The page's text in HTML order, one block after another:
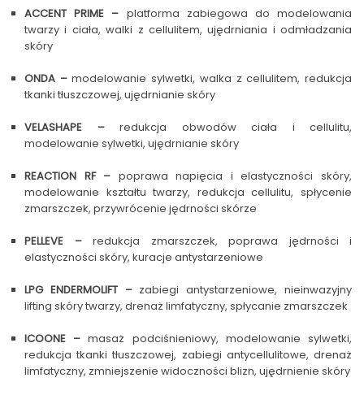
ACCENT PRIME – platforma zabiegowa do modelowania
twarzy i ciała, walki z cellulitem, ujędrniania i odmładzania
skóry
ONDA –modelowanie sylwetki, walka z cellulitem, redukcja
tkanki tłuszczowej, ujędrnianie skóry
VELASHAPE – redukcja obwodów ciała i cellulitu,
modelowanie sylwetki, ujędrnianie skóry
REACTION RF – poprawa napięcia i elastyczności skóry,
modelowanie kształtu twarzy, redukcja cellulitu, spłycenie
zmarszczek, przywrócenie jędrności skórze
PELLEVE – redukcja zmarszczek, poprawa jędrności i
elastyczności skóry, kuracje antystarzeniowe
LPG ENDERMOLIFT – zabiegi antystarzeniowe, nieinwazyjny
lifting skóry twarzy, drenaż limfatyczny, spłycanie zmarszczek
ICOONE –masaż podciśnieniowy, modelowanie sylwetki,
redukcja tkanki tłuszczowej, zabiegi antycellulitowe, drenaż
limfatyczny, zmniejszenie widoczności blizn, ujędrnienie skóry